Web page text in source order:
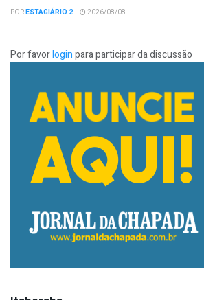
PORESTAGIÁRIO 2 2026/08/08
Por favorloginpara participar da discussão